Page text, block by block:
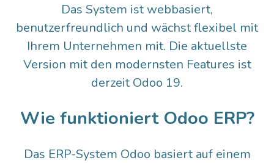
Das System ist webbasiert,
benutzerfreundlich und wächst flexibel mit
Ihrem Unternehmen mit. Die aktuellste
Version mit den modernsten Features ist
derzeit Odoo 19.
Wie funktioniert Odoo ERP?
Das ERP-System Odoo basiert auf einem